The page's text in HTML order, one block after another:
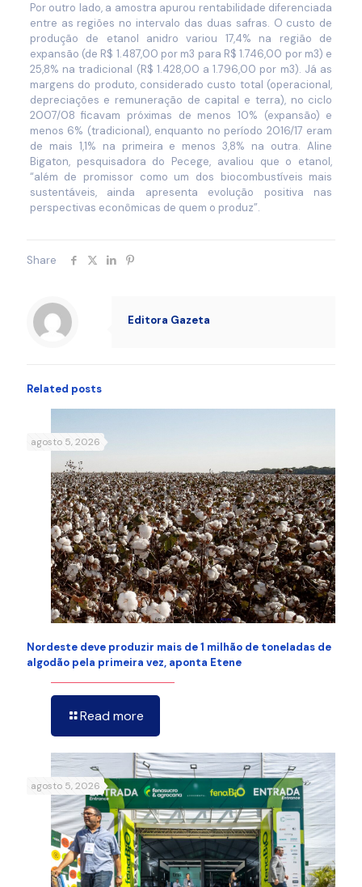
Por outro lado, a amostra apurou rentabilidade diferenciada
entre as regiões no intervalo das duas safras. O custo de
produção de etanol anidro variou 17,4% na região de
expansão (de R$ 1.487,00 por m3 para R$ 1.746,00 por m3) e
25,8% na tradicional (R$ 1.428,00 a 1.796,00 por m3). Já as
margens do produto, considerado custo total (operacional,
depreciações e remuneração de capital e terra), no ciclo
2007/08 ficavam próximas de menos 10% (expansão) e
menos 6% (tradicional), enquanto no período 2016/17 eram
de mais 1,1% na primeira e menos 3,8% na outra. Aline
Bigaton, pesquisadora do Pecege, avaliou que o etanol,
“além de promissor como um dos biocombustíveis mais
sustentáveis, ainda apresenta evolução positiva nas
perspectivas econômicas de quem o produz”.
Share
Editora Gazeta
Related posts
agosto 5, 2026
Nordeste deve produzir mais de 1 milhão de toneladas de
algodão pela primeira vez, aponta Etene
Read more
agosto 5, 2026